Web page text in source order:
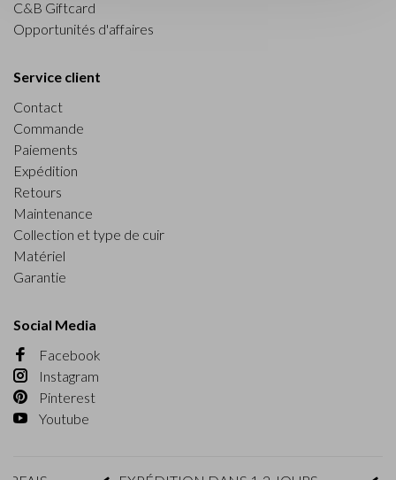
C&B Giftcard
Opportunités d'affaires
Service client
Contact
Commande
Paiements
Expédition
Retours
Maintenance
Collection et type de cuir
Matériel
Garantie
Social Media
Facebook
Instagram
Pinterest
Youtube